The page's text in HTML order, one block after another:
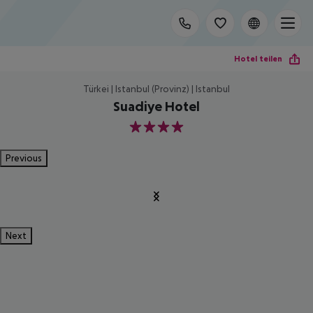
Hotel teilen
Türkei | Istanbul (Provinz) | Istanbul
Suadiye Hotel
4
Previous
Next